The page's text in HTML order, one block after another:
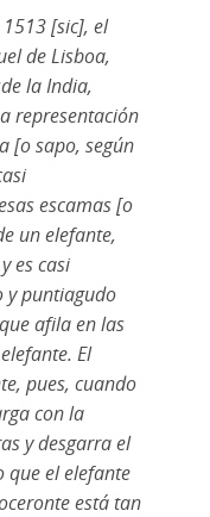
[sic], el
de Lisboa,
la India,
representación
[o sapo, según
escamas [o
un elefante,
es casi
y puntiagudo
afila en las
El
pues, cuando
con la
y desgarra el
que el elefante
está tan